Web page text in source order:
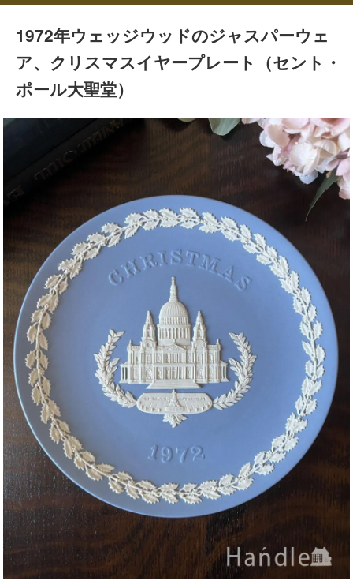
1972年ウェッジウッドのジャスパーウェ
ア、クリスマスイヤープレート（セント・
ポール大聖堂）